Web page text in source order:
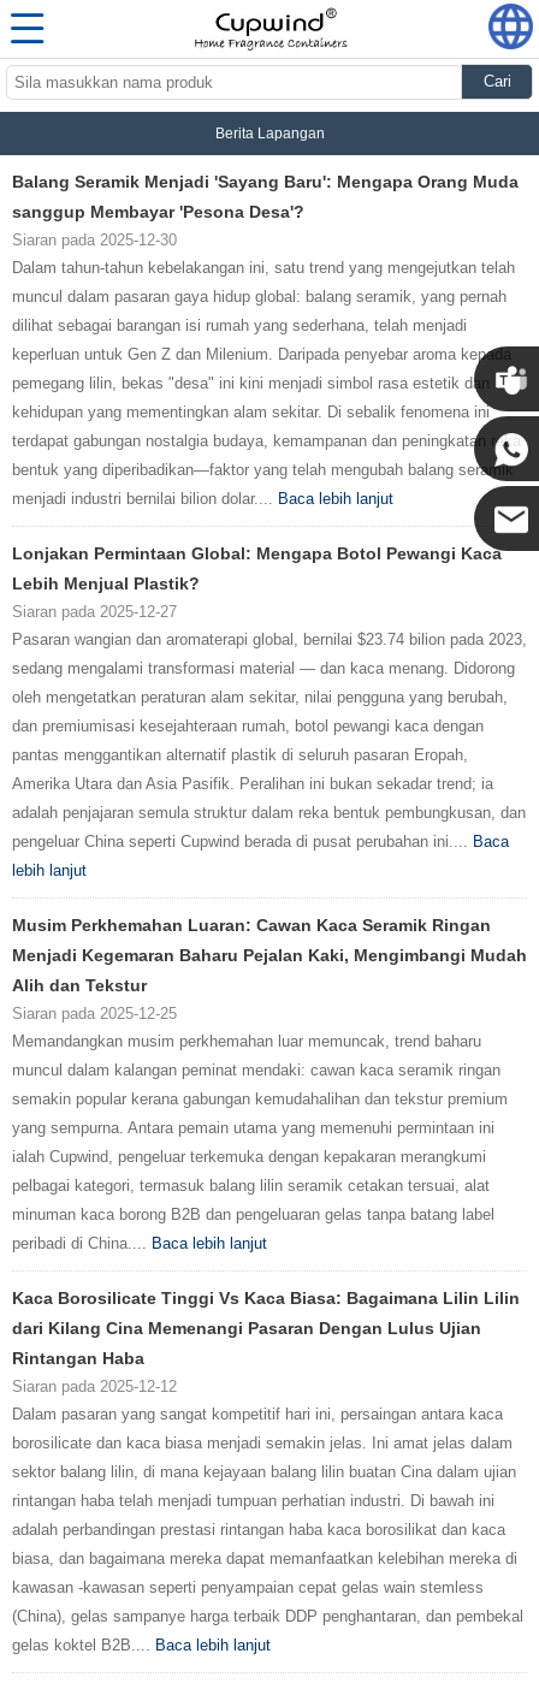
Cari
Berita Lapangan
Balang Seramik Menjadi 'Sayang Baru': Mengapa Orang Muda
sanggup Membayar 'Pesona Desa'?
Siaran pada 2025-12-30
Dalam tahun-tahun kebelakangan ini, satu trend yang mengejutkan telah
muncul dalam pasaran gaya hidup global: balang seramik, yang pernah
dilihat sebagai barangan isi rumah yang sederhana, telah menjadi
keperluan untuk Gen Z dan Milenium. Daripada penyebar aroma kepada
pemegang lilin, bekas "desa" ini kini menjadi simbol rasa estetik dan
kehidupan yang mementingkan alam sekitar. Di sebalik fenomena ini
terdapat gabungan nostalgia budaya, kemampanan dan peningkatan reka
bentuk yang diperibadikan—faktor yang telah mengubah balang seramik
menjadi industri bernilai bilion dolar.... Baca lebih lanjut
Lonjakan Permintaan Global: Mengapa Botol Pewangi Kaca
Lebih Menjual Plastik?
Siaran pada 2025-12-27
Pasaran wangian dan aromaterapi global, bernilai ‌$23.74 bilion pada 2023‌,
sedang mengalami transformasi material — dan kaca menang. Didorong
oleh mengetatkan peraturan alam sekitar, nilai pengguna yang berubah,
dan premiumisasi kesejahteraan rumah, botol pewangi kaca dengan
pantas menggantikan alternatif plastik di seluruh pasaran Eropah,
Amerika Utara dan Asia Pasifik. Peralihan ini bukan sekadar trend; ia
adalah penjajaran semula struktur dalam reka bentuk pembungkusan, dan
pengeluar China seperti ‌Cupwind‌ berada di pusat perubahan ini.... Baca
lebih lanjut
Musim Perkhemahan Luaran: Cawan Kaca Seramik Ringan
Menjadi Kegemaran Baharu Pejalan Kaki, Mengimbangi Mudah
Alih dan Tekstur‌
Siaran pada 2025-12-25
Memandangkan musim perkhemahan luar memuncak, trend baharu
muncul dalam kalangan peminat mendaki: cawan kaca seramik ringan
semakin popular kerana gabungan kemudahalihan dan tekstur premium
yang sempurna. Antara pemain utama yang memenuhi permintaan ini
ialah Cupwind, pengeluar terkemuka dengan kepakaran merangkumi
pelbagai kategori, termasuk balang lilin seramik cetakan tersuai, alat
minuman kaca borong B2B dan pengeluaran gelas tanpa batang label
peribadi di China.... Baca lebih lanjut
Kaca Borosilicate Tinggi Vs Kaca Biasa: Bagaimana Lilin Lilin
dari Kilang Cina Memenangi Pasaran Dengan Lulus Ujian
Rintangan Haba
Siaran pada 2025-12-12
Dalam pasaran yang sangat kompetitif hari ini, persaingan antara kaca
borosilicate dan kaca biasa menjadi semakin jelas. Ini amat jelas dalam
sektor balang lilin, di mana kejayaan balang lilin buatan Cina dalam ujian
rintangan haba telah menjadi tumpuan perhatian industri. Di bawah ini
adalah perbandingan prestasi rintangan haba kaca borosilikat dan kaca
biasa, dan bagaimana mereka dapat memanfaatkan kelebihan mereka di
kawasan -kawasan seperti penyampaian cepat gelas wain stemless
(China), gelas sampanye harga terbaik DDP penghantaran, dan pembekal
gelas koktel B2B.... Baca lebih lanjut